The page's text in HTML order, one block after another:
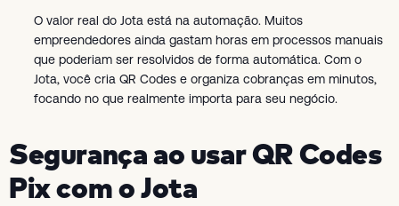
O valor real do Jota está na automação. Muitos
empreendedores ainda gastam horas em processos manuais
que poderiam ser resolvidos de forma automática. Com o
Jota, você cria QR Codes e organiza cobranças em minutos,
focando no que realmente importa para seu negócio.
Segurança ao usar QR Codes
Pix com o Jota